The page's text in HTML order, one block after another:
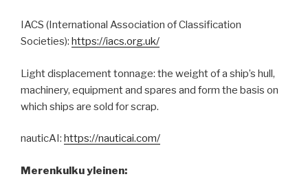
IACS (International Association of Classification
Societies): https://iacs.org.uk/
Light displacement tonnage: the weight of a ship’s hull,
machinery, equipment and spares and form the basis on
which ships are sold for scrap.
nauticAI: https://nauticai.com/
Merenkulku yleinen: